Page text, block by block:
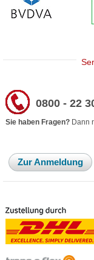
0800 - 22
Sie haben Fragen? Dann
Zur Anmeldung